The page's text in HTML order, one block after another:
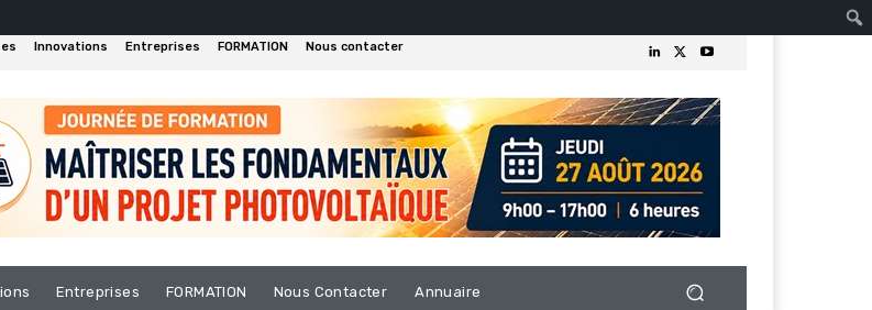
Innovations Entreprises FORMATION
Nous contacter
Entreprises FORMATION Nous Contacter Annuaire